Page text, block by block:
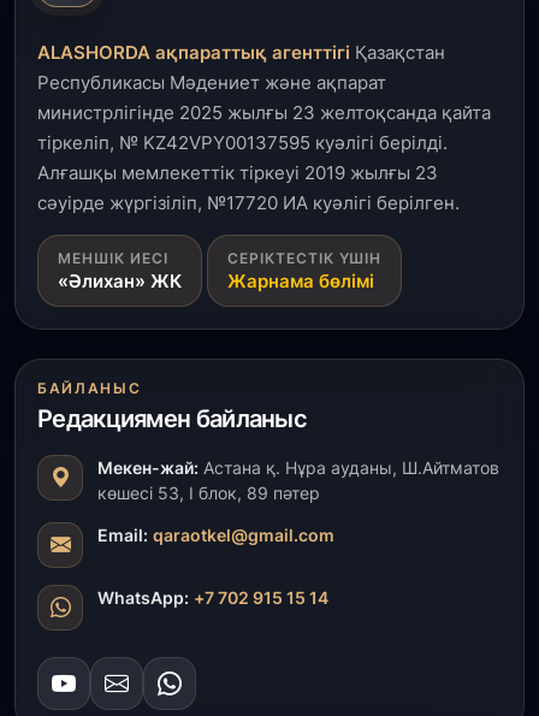
31 шілде, 2026
Ақмола облысындағы кездесуде кәсіпкерлер мен
ұстаздар «Әділет» партиясына өз ұсыныстарын
айтты
31 шілде, 2026
ҚР Президенті Орталық Азия елдеріне
ұзақмерзімді ынтымақтастық жоспарын әзірлеуді
ұсынды
«Ауыл аманаты»: Түркістанда 30,2 млрд теңгеге
4 223 жоба қаржыландырылды
31 шілде, 2026
толық ауыз сумен қамтылды
30 шілде, 2026
Түркістанда «Арыс-2» және Темір ауылының
30 шілде, 2026
ALASHORDA ақпараттық агенттігі Қазақстан
Республикасы Мәдениет және ақпарат
министрлігінде 2025 жылғы 23 желтоқсанда қайта
тіркеліп, № KZ42VPY00137595 куәлігі берілді.
Алғашқы мемлекеттік тіркеуі 2019 жылғы 23
сәуірде жүргізіліп, №17720 ИА куәлігі берілген.
МЕНШІК ИЕСІ
«Әлихан» ЖК
СЕРІКТЕСТІК ҮШІН
Жарнама бөлімі
БАЙЛАНЫС
Редакциямен байланыс
Мекен-жай: Астана қ. Нұра ауданы, Ш.Айтматов
көшесі 53, І блок, 89 пәтер
Email: qaraotkel@gmail.com
WhatsApp: +7 702 915 15 14